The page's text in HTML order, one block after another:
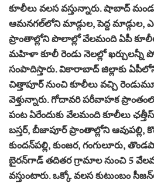
కూలీలు వలస వస్తున్నారు. షాబాద్‌
ఆమనగల్‌లోని మాడ్గుల, పెద్ద మాడ్గుల,
ప్రాంతాల్లోని పొలాల్లో వేలమంది ఏపీ
మహిళా కూలీ రెండు నెలల్లో ఖర్చులన్నీ
సంపాదిస్తారు. వికారాబాద్‌ జిల్లాకు
చిత్తాపూర్‌ నుంచి కూలీలు వచ్చి
వెళ్తున్నారు. గోదావరి పరీవాహక
పంట ఏరేందుకు వేలమంది కూలీలు
బస్తర్‌, బీజాపూర్‌ ప్రాంతాల్లోని ఆవుపల్లి,
కుందన్‌పల్లి, కుంజర, గంగులూరు,
బైరన్‌గాడ్‌ తదితర గ్రామాల నుంచి 5
వస్తుంటారు. ఒక్కో వలస కుటుంబం